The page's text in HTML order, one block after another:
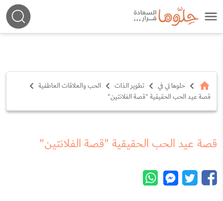
حلوها تي في تطوير الذات
الحب والعلاقات العاطفية
قصة عيد الحب الحقيقية "قصة الفلانتين"
قصة عيد الحب الحقيقية "قصة الفلانتين"